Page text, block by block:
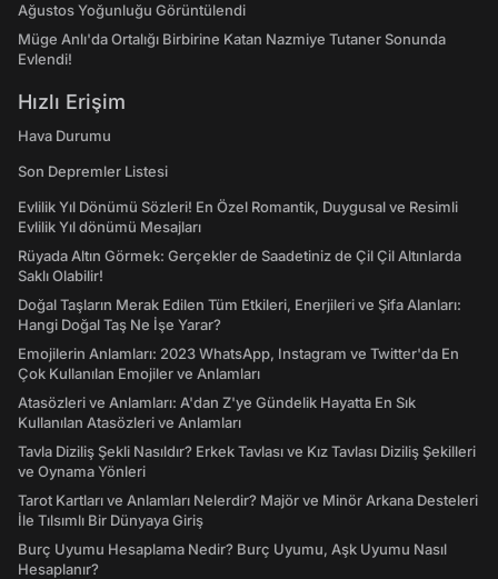
Ağustos Yoğunluğu Görüntülendi
Müge Anlı'da Ortalığı Birbirine Katan Nazmiye Tutaner Sonunda
Evlendi!
Hızlı Erişim
Hava Durumu
Son Depremler Listesi
Evlilik Yıl Dönümü Sözleri! En Özel Romantik, Duygusal ve Resimli
Evlilik Yıl dönümü Mesajları
Rüyada Altın Görmek: Gerçekler de Saadetiniz de Çil Çil Altınlarda
Saklı Olabilir!
Doğal Taşların Merak Edilen Tüm Etkileri, Enerjileri ve Şifa Alanları:
Hangi Doğal Taş Ne İşe Yarar?
Emojilerin Anlamları: 2023 WhatsApp, Instagram ve Twitter'da En
Çok Kullanılan Emojiler ve Anlamları
Atasözleri ve Anlamları: A'dan Z'ye Gündelik Hayatta En Sık
Kullanılan Atasözleri ve Anlamları
Tavla Diziliş Şekli Nasıldır? Erkek Tavlası ve Kız Tavlası Diziliş Şekilleri
ve Oynama Yönleri
Tarot Kartları ve Anlamları Nelerdir? Majör ve Minör Arkana Desteleri
İle Tılsımlı Bir Dünyaya Giriş
Burç Uyumu Hesaplama Nedir? Burç Uyumu, Aşk Uyumu Nasıl
Hesaplanır?